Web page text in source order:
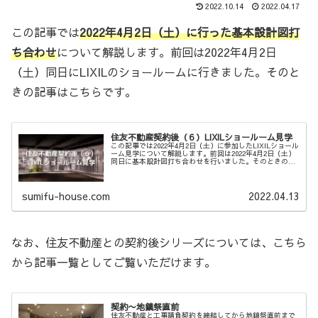
2022.10.14 2022.04.17
この記事では2022年4月2日（土）に行った基本設計図打
ち合わせについて解説します。前回は2022年4月2日
（土）同日にLIXILのショールームに行きました。そのと
きの記事はこちらです。
住友不動産契約後（６）LIXILショールーム見学
この記事では2022年4月2日（土）に参加したLIXILショール
ーム見学について解説します。前回は2022年4月2日（土）
同日に基本設計図打ち合わせを行いました。そのときの記
sumifu-house.com 2022.04.13
なお、住友不動産との契約後シリーズについては、こちら
から記事一覧としてご覧いただけます。
契約〜地鎮祭直前
住友不動産と工事請負契約を締結してから地鎮祭直前まで